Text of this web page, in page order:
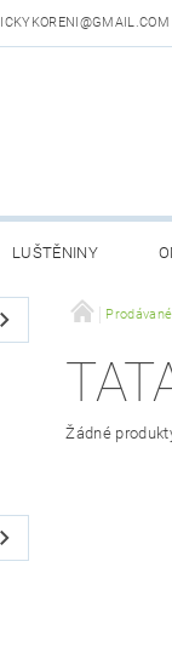
LUŠTĚNINY
OSOBNÍCH ÚDAJŮ
Žádné